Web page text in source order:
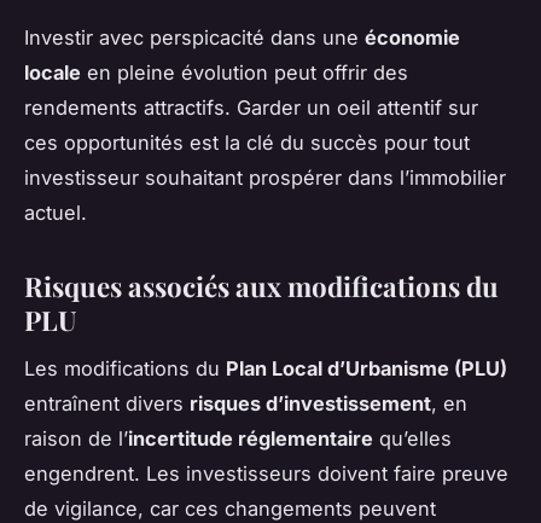
Investir avec perspicacité dans une économie
locale en pleine évolution peut offrir des
rendements attractifs. Garder un oeil attentif sur
ces opportunités est la clé du succès pour tout
investisseur souhaitant prospérer dans l’immobilier
actuel.
Risques associés aux modifications du
PLU
Les modifications du Plan Local d’Urbanisme (PLU)
entraînent divers risques d’investissement, en
raison de l’incertitude réglementaire qu’elles
engendrent. Les investisseurs doivent faire preuve
de vigilance, car ces changements peuvent